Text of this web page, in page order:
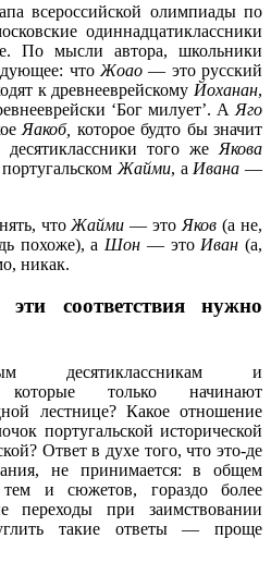
всероссийской олимпиады по
одиннадцатиклассники
По мысли автора, школьники
что Жоао— это русский
к древнееврейскому Йоханан,
‘Бог милует’. А Яго
Яакоб, которое будто бы значит
того же Якова
Жайми, а Ивана —
что Жайми — это Яков (а не,
похоже), а Шон — это Иван (а,
никак.
соответствия нужно
и
которые только начинают
лестнице? Какое отношение
португальской исторической
Ответ в духе того, что это-де
не принимается: в общем
и сюжетов, гораздо более
переходы при заимствовании
такие ответы — проще